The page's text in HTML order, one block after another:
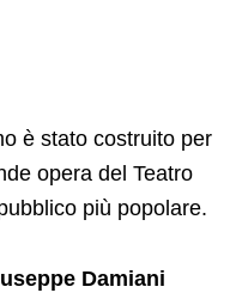
è stato costruito per
opera del Teatro
più popolare.
Damiani